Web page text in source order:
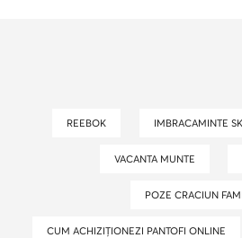
REEBOK IMBRACAMINTE
VACANTA MUNTE
POZE CRACIUN
CUM ACHIZIȚIONEZI PANTOFI ONLINE